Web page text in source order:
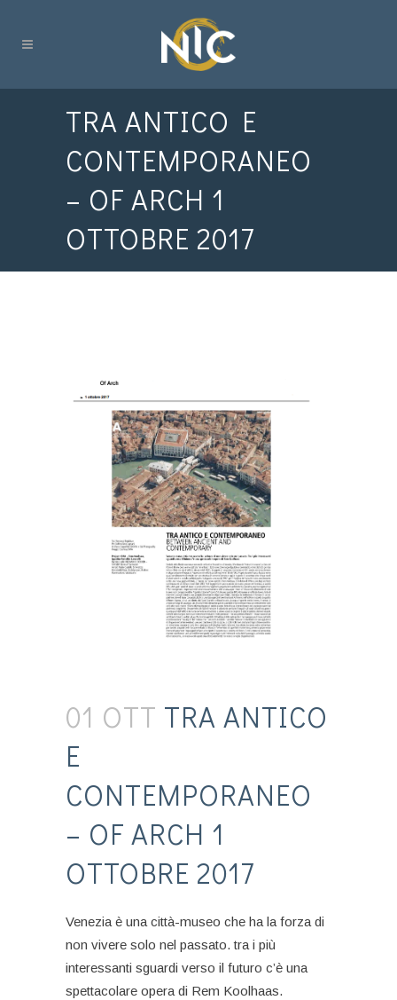
TRA ANTICO E
CONTEMPORANEO
– OF ARCH 1
OTTOBRE 2017
01 OTT TRA ANTICO
E
CONTEMPORANEO
– OF ARCH 1
OTTOBRE 2017
Venezia è una città-museo che ha la forza di
non vivere solo nel passato. tra i più
interessanti sguardi verso il futuro c’è una
spettacolare opera di Rem Koolhaas.